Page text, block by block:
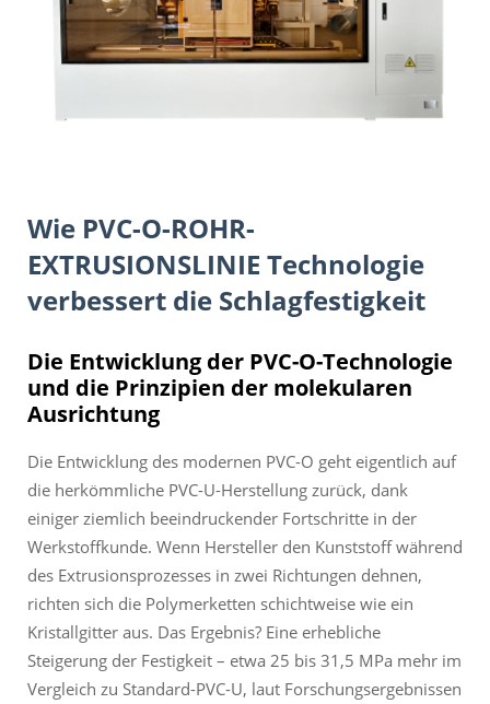
Wie PVC-O-ROHR-
EXTRUSIONSLINIE Technologie
verbessert die Schlagfestigkeit
Die Entwicklung der PVC-O-Technologie
und die Prinzipien der molekularen
Ausrichtung
Die Entwicklung des modernen PVC-O geht eigentlich auf
die herkömmliche PVC-U-Herstellung zurück, dank
einiger ziemlich beeindruckender Fortschritte in der
Werkstoffkunde. Wenn Hersteller den Kunststoff während
des Extrusionsprozesses in zwei Richtungen dehnen,
richten sich die Polymerketten schichtweise wie ein
Kristallgitter aus. Das Ergebnis? Eine erhebliche
Steigerung der Festigkeit – etwa 25 bis 31,5 MPa mehr im
Vergleich zu Standard-PVC-U, laut Forschungsergebnissen